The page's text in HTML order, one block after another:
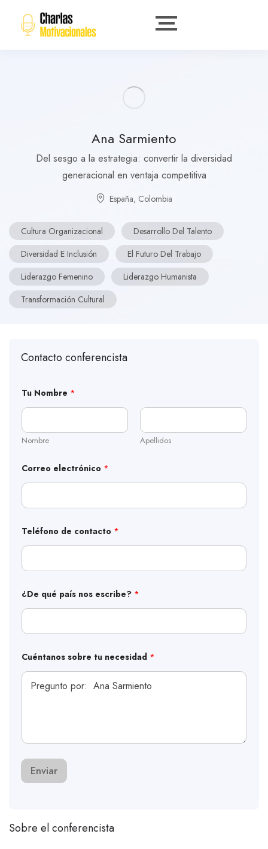
Ana Sarmiento
Del sesgo a la estrategia: convertir la diversidad
generacional en ventaja competitiva
España, Colombia
Cultura Organizacional
Desarrollo Del Talento
Diversidad E Inclusión
El Futuro Del Trabajo
Liderazgo Femenino
Liderazgo Humanista
Transformación Cultural
Contacto conferencista
Tu Nombre *
Nombre Apellidos
Correo electrónico *
Teléfono de contacto *
*
¿
D
¿De qué país nos escribe? *
Cuéntanos sobre tu necesidad *
Enviar
Sobre el conferencista